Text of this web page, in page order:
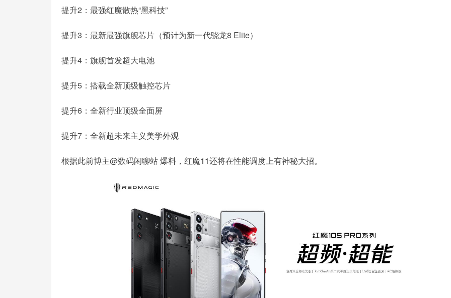
提升2：最强红魔散热“黑科技”
提升3：最新最强旗舰芯片（预计为新一代骁龙8 Elite）
提升4：旗舰首发超大电池
提升5：搭载全新顶级触控芯片
提升6：全新行业顶级全面屏
提升7：全新超未来主义美学外观
根据此前博主@数码闲聊站 爆料，红魔11还将在性能调度上有神秘大招。